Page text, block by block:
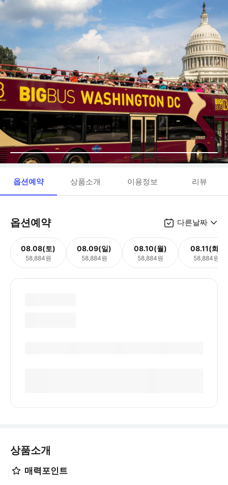
옵션예약 상품소개 이용정보 리뷰
옵션예약 다른날짜
08.08(토)
58,884원
08.09(일)
58,884원
08.10(월)
58,884원
08.11(화)
58,884원
상품소개
매력포인트